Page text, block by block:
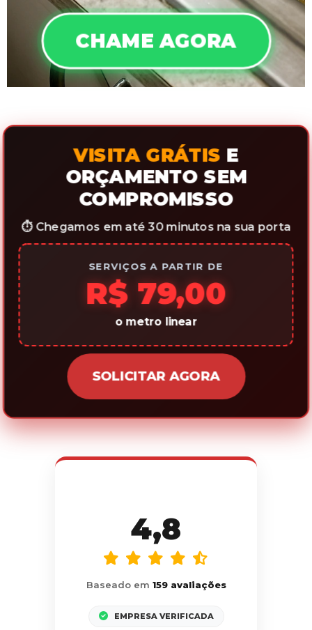
CHAME AGORA
VISITA GRÁTISE
ORÇAMENTO SEM
COMPROMISSO
⏱️ Chegamos em até 30 minutos na sua porta
SERVIÇOS A PARTIR DE
R$ 79,00
o metro linear
SOLICITAR AGORA
4,8
Baseado em 159 avaliações
EMPRESA VERIFICADA